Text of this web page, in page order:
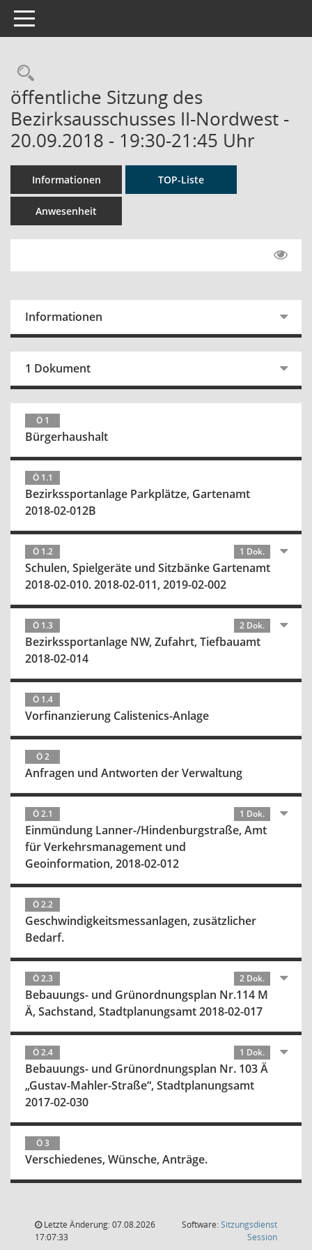
Toggle navigation
Rechercheauswahl
öffentliche Sitzung des
Bezirksausschusses II-Nordwest -
20.09.2018 - 19:30-21:45 Uhr
Informationen TOP-Liste
Anwesenheit
Informationen
1 Dokument
Ö 1
Bürgerhaushalt
Ö 1.1
Bezirkssportanlage Parkplätze, Gartenamt
2018-02-012B
Ö 1.2 1 Dok.
Schulen, Spielgeräte und Sitzbänke Gartenamt
2018-02-010. 2018-02-011, 2019-02-002
Ö 1.3 2 Dok.
Bezirkssportanlage NW, Zufahrt, Tiefbauamt
2018-02-014
Ö 1.4
Vorfinanzierung Calistenics-Anlage
Ö 2
Anfragen und Antworten der Verwaltung
Ö 2.1 1 Dok.
Einmündung Lanner-/Hindenburgstraße, Amt
für Verkehrsmanagement und
Geoinformation, 2018-02-012
Ö 2.2
Geschwindigkeitsmessanlagen, zusätzlicher
Bedarf.
Ö 2.3 2 Dok.
Bebauungs- und Grünordnungsplan Nr.114 M
Ä, Sachstand, Stadtplanungsamt 2018-02-017
Ö 2.4 1 Dok.
Bebauungs- und Grünordnungsplan Nr. 103 Ä
„Gustav-Mahler-Straße“, Stadtplanungsamt
2017-02-030
Ö 3
Verschiedenes, Wünsche, Anträge.
Letzte Änderung: 07.08.2026
17:07:33
Software:Sitzungsdienst
Session(Wird in